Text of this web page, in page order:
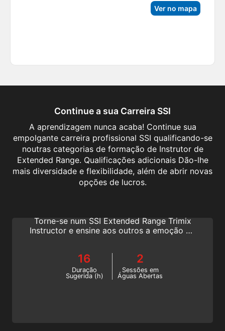
Ver no mapa
Continue a sua Carreira SSI
A aprendizagem nunca acaba! Continue sua
empolgante carreira profissional SSI qualificando-se
noutras categorias de formação de Instrutor de
Extended Range. Qualificações adicionais Dão-lhe
mais diversidade e flexibilidade, além de abrir novas
opções de lucros.
Extended Range Trimix Instructor
Torne-se num SSI Extended Range Trimix
Instructor e ensine aos outros a emoção do
16
Duração
Sugerida (h)
2
Sessões em
Águas Abertas